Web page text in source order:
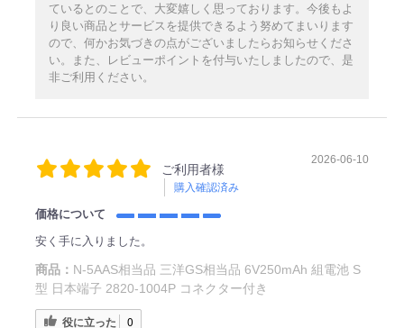
ているとのことで、大変嬉しく思っております。今後もよ
り良い商品とサービスを提供できるよう努めてまいります
ので、何かお気づきの点がございましたらお知らせくださ
い。また、レビューポイントを付与いたしましたので、是
非ご利用ください。
ご利用者様
購入確認済み
2026-06-10
価格について
安く手に入りました。
商品： N-5AAS相当品 三洋GS相当品 6V250mAh 組電池 S
型 日本端子 2820-1004P コネクター付き
役に立った 0